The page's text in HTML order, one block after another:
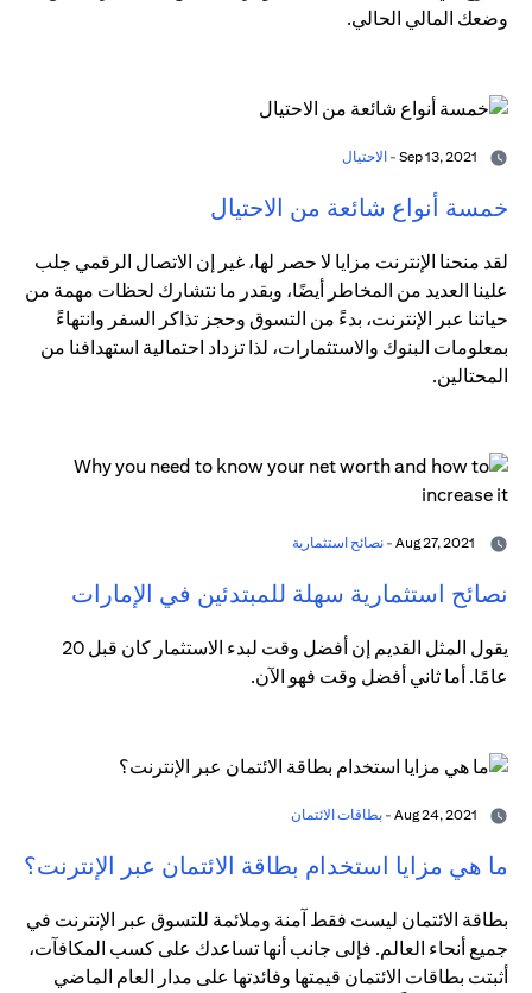
وضعك المالي الحالي.
الاحتيال
خمسة أنواع شائعة من الاحتيال
لقد منحنا الإنترنت مزايا لا حصر لها، غير إن الاتصال الرقمي جلب
علينا العديد من المخاطر أيضًا، وبقدر ما نتشارك لحظات مهمة من
حياتنا عبر الإنترنت، بدءً من التسوق وحجز تذاكر السفر وانتهاءً
بمعلومات البنوك والاستثمارات، لذا تزداد احتمالية استهدافنا من
المحتالين.
نصائح استثمارية
نصائح استثمارية سهلة للمبتدئين في الإمارات
يقول المثل القديم إن أفضل وقت لبدء الاستثمار كان قبل 20
عامًا. أما ثاني أفضل وقت فهو الآن.
بطاقات الائتمان
ما هي مزايا استخدام بطاقة الائتمان عبر الإنترنت؟
بطاقة الائتمان ليست فقط آمنة وملائمة للتسوق عبر الإنترنت في
جميع أنحاء العالم. فإلى جانب أنها تساعدك على كسب المكافآت،
أثبتت بطاقات الائتمان قيمتها وفائدتها على مدار العام الماضي